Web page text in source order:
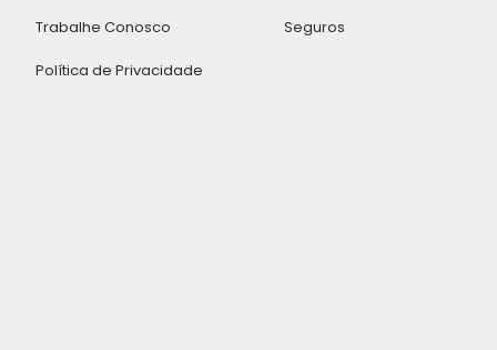
Trabalhe Conosco
Política de Privacidade
Seguros